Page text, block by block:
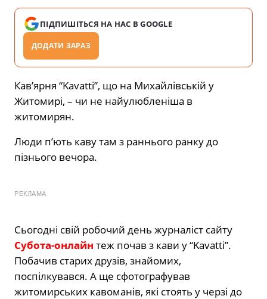
ПІДПИШІТЬСЯ НА НАС В GOOGLE
ДОДАТИ ЗАРАЗ
Кав’ярня “Kavatti”, що на Михайлівській у
Житомирі, – чи не найулюбленіша в
житомирян.
Люди п’ють каву там з раннього ранку до
пізнього вечора.
РЕКЛАМА
Сьогодні свій робочий день журналіст сайту
Субота-онлайн теж почав з кави у “Kavatti”.
Побачив старих друзів, знайомих,
поспілкувався. А ще сфотографував
житомирських кавоманів, які стоять у черзі до